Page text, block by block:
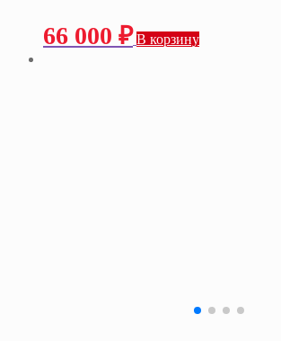
66 000 ₽ В корзину